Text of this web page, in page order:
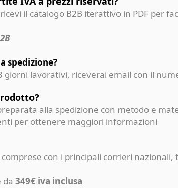
il catalogo B2B iterattivo in PDF per
spedizione?
giorni lavorativi, riceverai email con il
alla spedizione con metodo e
per ottenere maggiori informazioni
con i principali corrieri
da 349€ iva inclusa